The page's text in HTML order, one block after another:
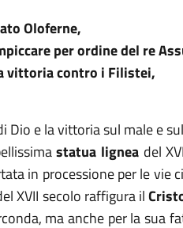
Oloferne,
per ordine del re
vittoria contro i Filistei,
Dio e la vittoria sul male e
statua lignea del
in processione per le vie
XVII secolo raffigura il
ma anche per la sua